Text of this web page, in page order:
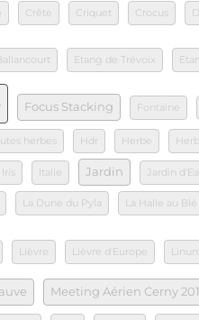
Crête Criquet Crocus
Etang de Trévoix
Focus Stacking Fontaine
herbes Hdr Herbe
Iris Italie Jardin Jardin
La Dune du Pyla La Halle au Blé
Lièvre Lièvre d'Europe
Meeting Aérien Cerny